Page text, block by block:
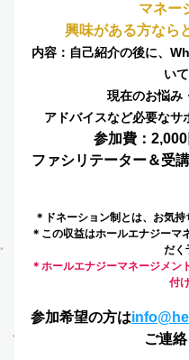
マネー
興味がある方なら
内容：自己紹介の後に、
い
現在のお悩み
アドバイスなど必要なサ
参加費：
ファシリテーター＆受
＊ドネーション制とは、お気
＊この収益はホールエナジー
だく
＊ホールエナジーマネージメ
付
参加希望の方は
ご連絡